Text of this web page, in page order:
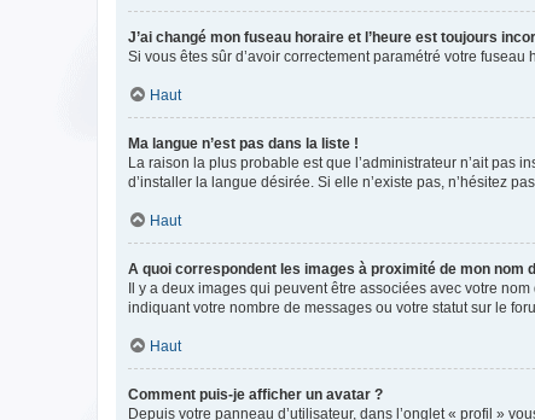
J’ai changé mon fuseau horaire et l’heure est toujours
Si vous êtes sûr d’avoir correctement paramétré votre
Haut
Ma langue n’est pas dans la liste !
La raison la plus probable est que l’administrateur n’ait pas
d’installer la langue désirée. Si elle n’existe pas, n’hésitez
Haut
A quoi correspondent les images à proximité de mon nom
Il y a deux images qui peuvent être associées avec votre
indiquant votre nombre de messages ou votre statut sur le
Haut
Comment puis-je afficher un avatar ?
Depuis votre panneau d’utilisateur, dans l’onglet « profil »